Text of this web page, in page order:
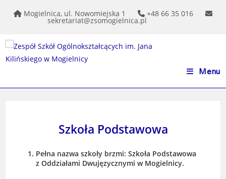
treści Mogielnica, ul. Nowomiejska 1 +48 66 35 016
sekretariat@zsomogielnica.pl
Menu
Szkoła Podstawowa
Pełna nazwa szkoły brzmi: Szkoła Podstawowa
z Oddziałami Dwujęzycznymi w Mogielnicy.